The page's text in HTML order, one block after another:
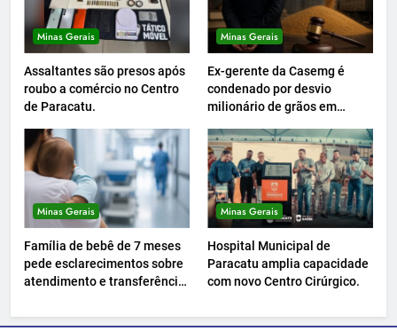
Minas Gerais
Assaltantes são presos após
roubo a comércio no Centro
de Paracatu.
Minas Gerais
Ex-gerente da Casemg é
condenado por desvio
milionário de grãos em
Minas Gerais
Família de bebê de 7 meses
pede esclarecimentos sobre
atendimento e transferência
Minas Gerais
Hospital Municipal de
Paracatu amplia capacidade
com novo Centro Cirúrgico.